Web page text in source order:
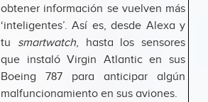
obtener información se vuelven más
‘inteligentes’. Así es, desde Alexa y
tu smartwatch, hasta los sensores
que instaló Virgin Atlantic en sus
Boeing 787 para anticipar algún
malfuncionamiento en sus aviones.